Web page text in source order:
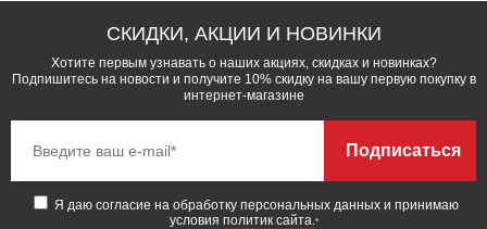
СКИДКИ, АКЦИИ И НОВИНКИ
Хотите первым узнавать о наших акциях, скидках и новинках?
Подпишитесь на новости и получите 10% скидку на вашу первую покупку в
интернет-магазине
Я даю согласие на обработку персональных данных и принимаю
условия политик сайта.*
Подписаться